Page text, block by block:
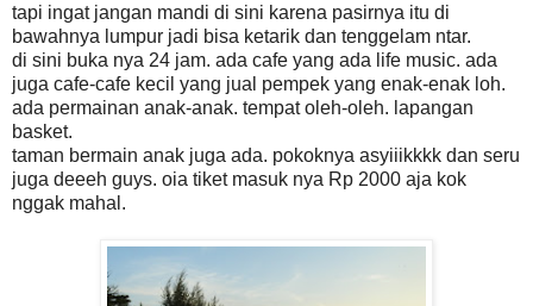
tapi ingat jangan mandi di sini karena pasirnya itu di
bawahnya lumpur jadi bisa ketarik dan tenggelam ntar.
di sini buka nya 24 jam. ada cafe yang ada life music. ada
juga cafe-cafe kecil yang jual pempek yang enak-enak loh.
ada permainan anak-anak. tempat oleh-oleh. lapangan
basket.
taman bermain anak juga ada. pokoknya asyiiikkkk dan seru
juga deeeh guys. oia tiket masuk nya Rp 2000 aja kok
nggak mahal.